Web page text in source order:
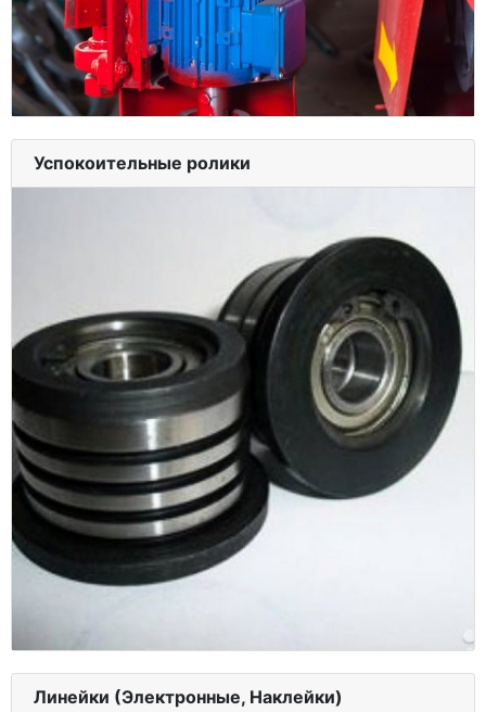
Успокоительные ролики
Линейки (Электронные, Наклейки)